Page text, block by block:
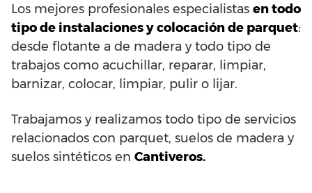
Los mejores profesionales especialistas en todo
tipo de instalaciones y colocación de parquet:
desde flotante a de madera y todo tipo de
trabajos como acuchillar, reparar, limpiar,
barnizar, colocar, limpiar, pulir o lijar.
Trabajamos y realizamos todo tipo de servicios
relacionados con parquet, suelos de madera y
suelos sintéticos en Cantiveros.